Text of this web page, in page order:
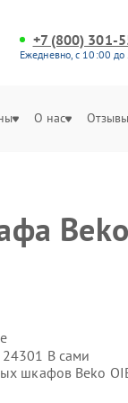
+7 (800) 301-
Ежедневно, с 10:00
О нас Отзывы
B сами
шкафов Beko